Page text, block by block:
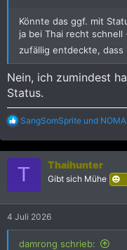
Könnte das ggf. mit
ja bei Thai recht
zufällig entdeckte, dass
Nein, ich zumindest
Status.
R
a
k
n
:
SangSomSprite und
T Thaihunter
Gibt sich Mühe
4 Juli 2026
damrong schrieb: